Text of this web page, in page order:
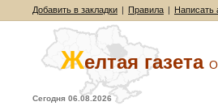
Добавить в закладки | Правила | Написать
Желтая газета
Сегодня 06.08.2026